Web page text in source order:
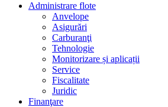
Administrare flote
Anvelope
Asigurări
Carburanţi
Tehnologie
Monitorizare și aplicații
Service
Fiscalitate
Juridic
Finanţare